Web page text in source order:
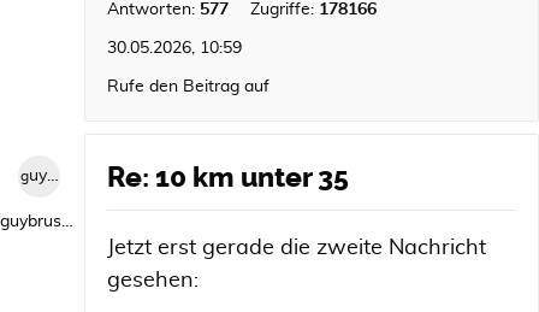
Antworten: 577 Zugriffe: 178166
30.05.2026, 10:59
Rufe den Beitrag auf
guybrush1992
guybrush1992
Re: 10 km unter 35
Jetzt erst gerade die zweite Nachricht
gesehen: